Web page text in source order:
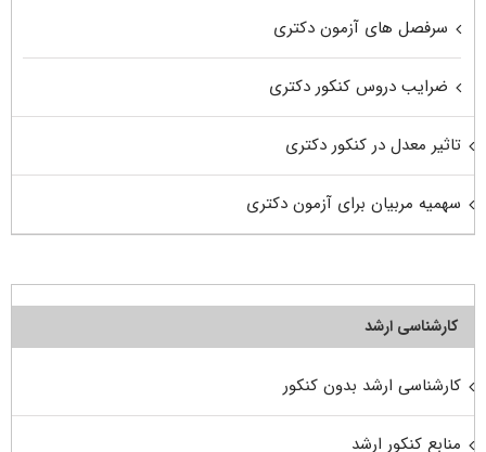
سرفصل های آزمون دکتری
ضرایب دروس کنکور دکتری
تاثیر معدل در کنکور دکتری
سهمیه مربیان برای آزمون دکتری
کارشناسی ارشد
کارشناسی ارشد بدون کنکور
منابع کنکور ارشد